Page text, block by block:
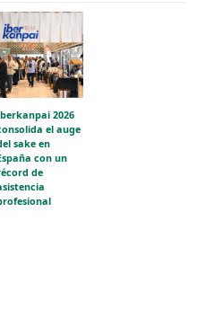
2026
el auge
sake en
con un
de